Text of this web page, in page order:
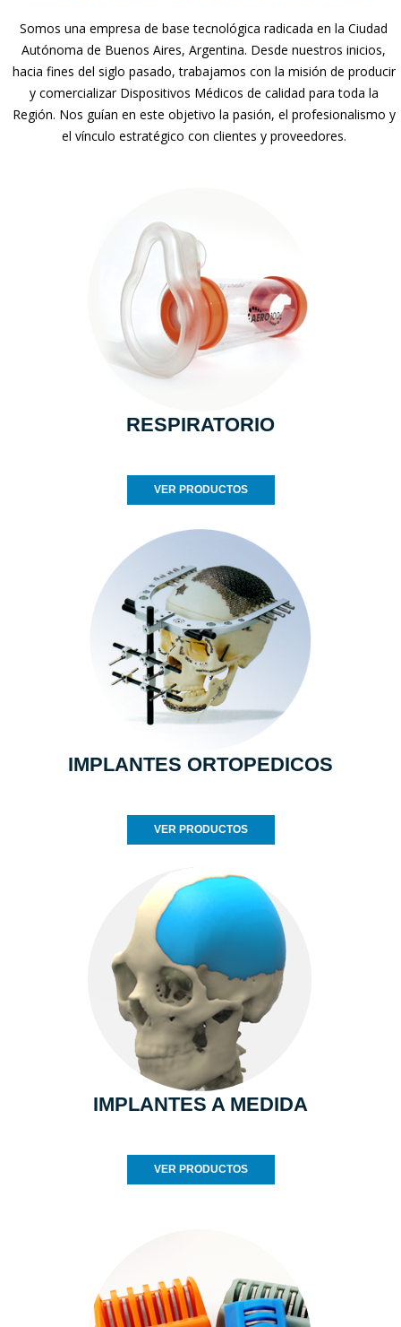
Somos una empresa de base tecnológica radicada en la Ciudad
Autónoma de Buenos Aires, Argentina. Desde nuestros inicios,
hacia fines del siglo pasado, trabajamos con la misión de producir
y comercializar Dispositivos Médicos de calidad para toda la
Región. Nos guían en este objetivo la pasión, el profesionalismo y
el vínculo estratégico con clientes y proveedores.
RESPIRATORIO
VER PRODUCTOS
IMPLANTES ORTOPEDICOS
VER PRODUCTOS
IMPLANTES A MEDIDA
VER PRODUCTOS